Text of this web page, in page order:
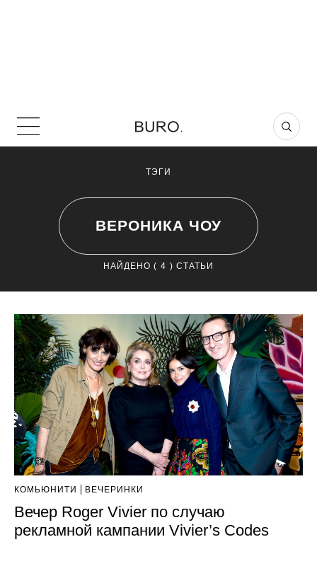
ТЭГИ
ВЕРОНИКА ЧОУ
НАЙДЕНО ( 4 ) СТАТЬИ
КОМЬЮНИТИ ВЕЧЕРИНКИ
Вечер Roger Vivier по случаю
рекламной кампании Vivier’s Codes